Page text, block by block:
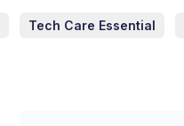
Tech Care Essential